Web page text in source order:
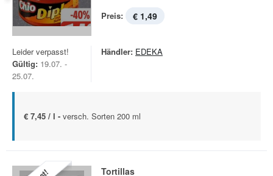
Preis: € 1,49
Leider verpasst!
Gültig: 19.07. -
25.07.
Händler: EDEKA
€ 7,45 / l - versch. Sorten 200 ml
Tortillas